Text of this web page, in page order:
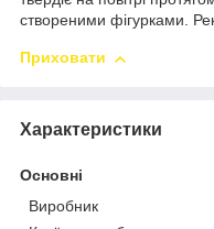
створеними фігурками.
Приховати
Характеристики
Основні
Виробник